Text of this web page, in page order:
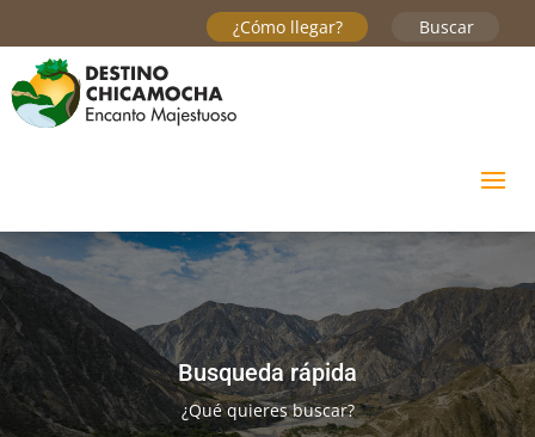
Buscar
¿Cómo llegar?
Busqueda rápida
¿Qué quieres buscar?